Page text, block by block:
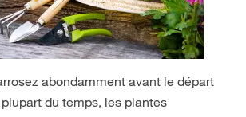
abondamment avant le départ
du temps, les plantes